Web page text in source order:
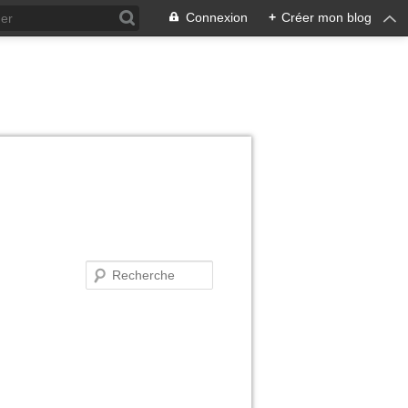
Connexion + Créer mon blog